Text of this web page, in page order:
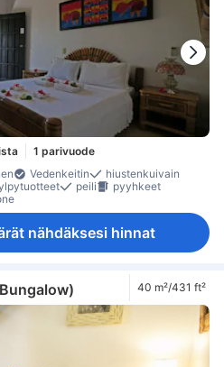
1 parivuode
Vedenkeitin
hiustenkuivain
peili
pyyhkeet
nähdäksesi hinnat
40 m²/431 ft²